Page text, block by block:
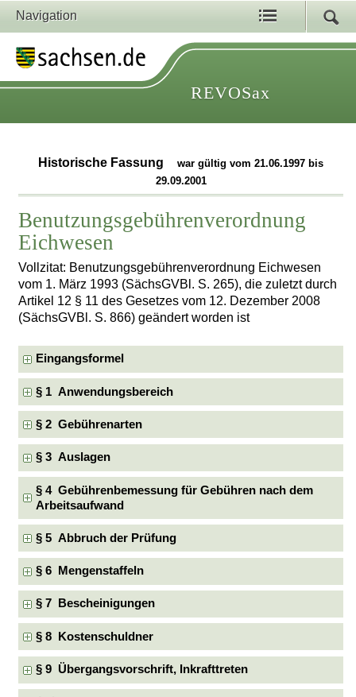
Navigation
REVOSax
Historische Fassung
war gültig vom 21.06.1997 bis
29.09.2001
Benutzungsgebührenverordnung
Eichwesen
Vollzitat: Benutzungsgebührenverordnung Eichwesen
vom 1. März 1993 (SächsGVBl. S. 265), die zuletzt durch
Artikel 12 § 11 des Gesetzes vom 12. Dezember 2008
(SächsGVBl. S. 866) geändert worden ist
Eingangsformel
§ 1 Anwendungsbereich
§ 2 Gebührenarten
§ 3 Auslagen
§ 4 Gebührenbemessung für Gebühren nach dem
Arbeitsaufwand
§ 5 Abbruch der Prüfung
§ 6 Mengenstaffeln
§ 7 Bescheinigungen
§ 8 Kostenschuldner
§ 9 Übergangsvorschrift, Inkrafttreten